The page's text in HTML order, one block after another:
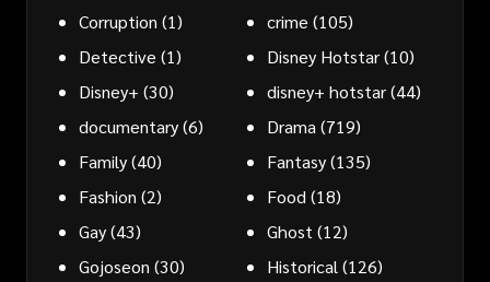
Corruption (1) crime (105)
Detective (1) Disney Hotstar(10)
Disney+ (30) disney+ hotstar(44)
documentary(6) Drama (719)
Family(40) Fantasy(135)
Fashion (2) Food (18)
Gay(43) Ghost (12)
Gojoseon (30) Historical (126)